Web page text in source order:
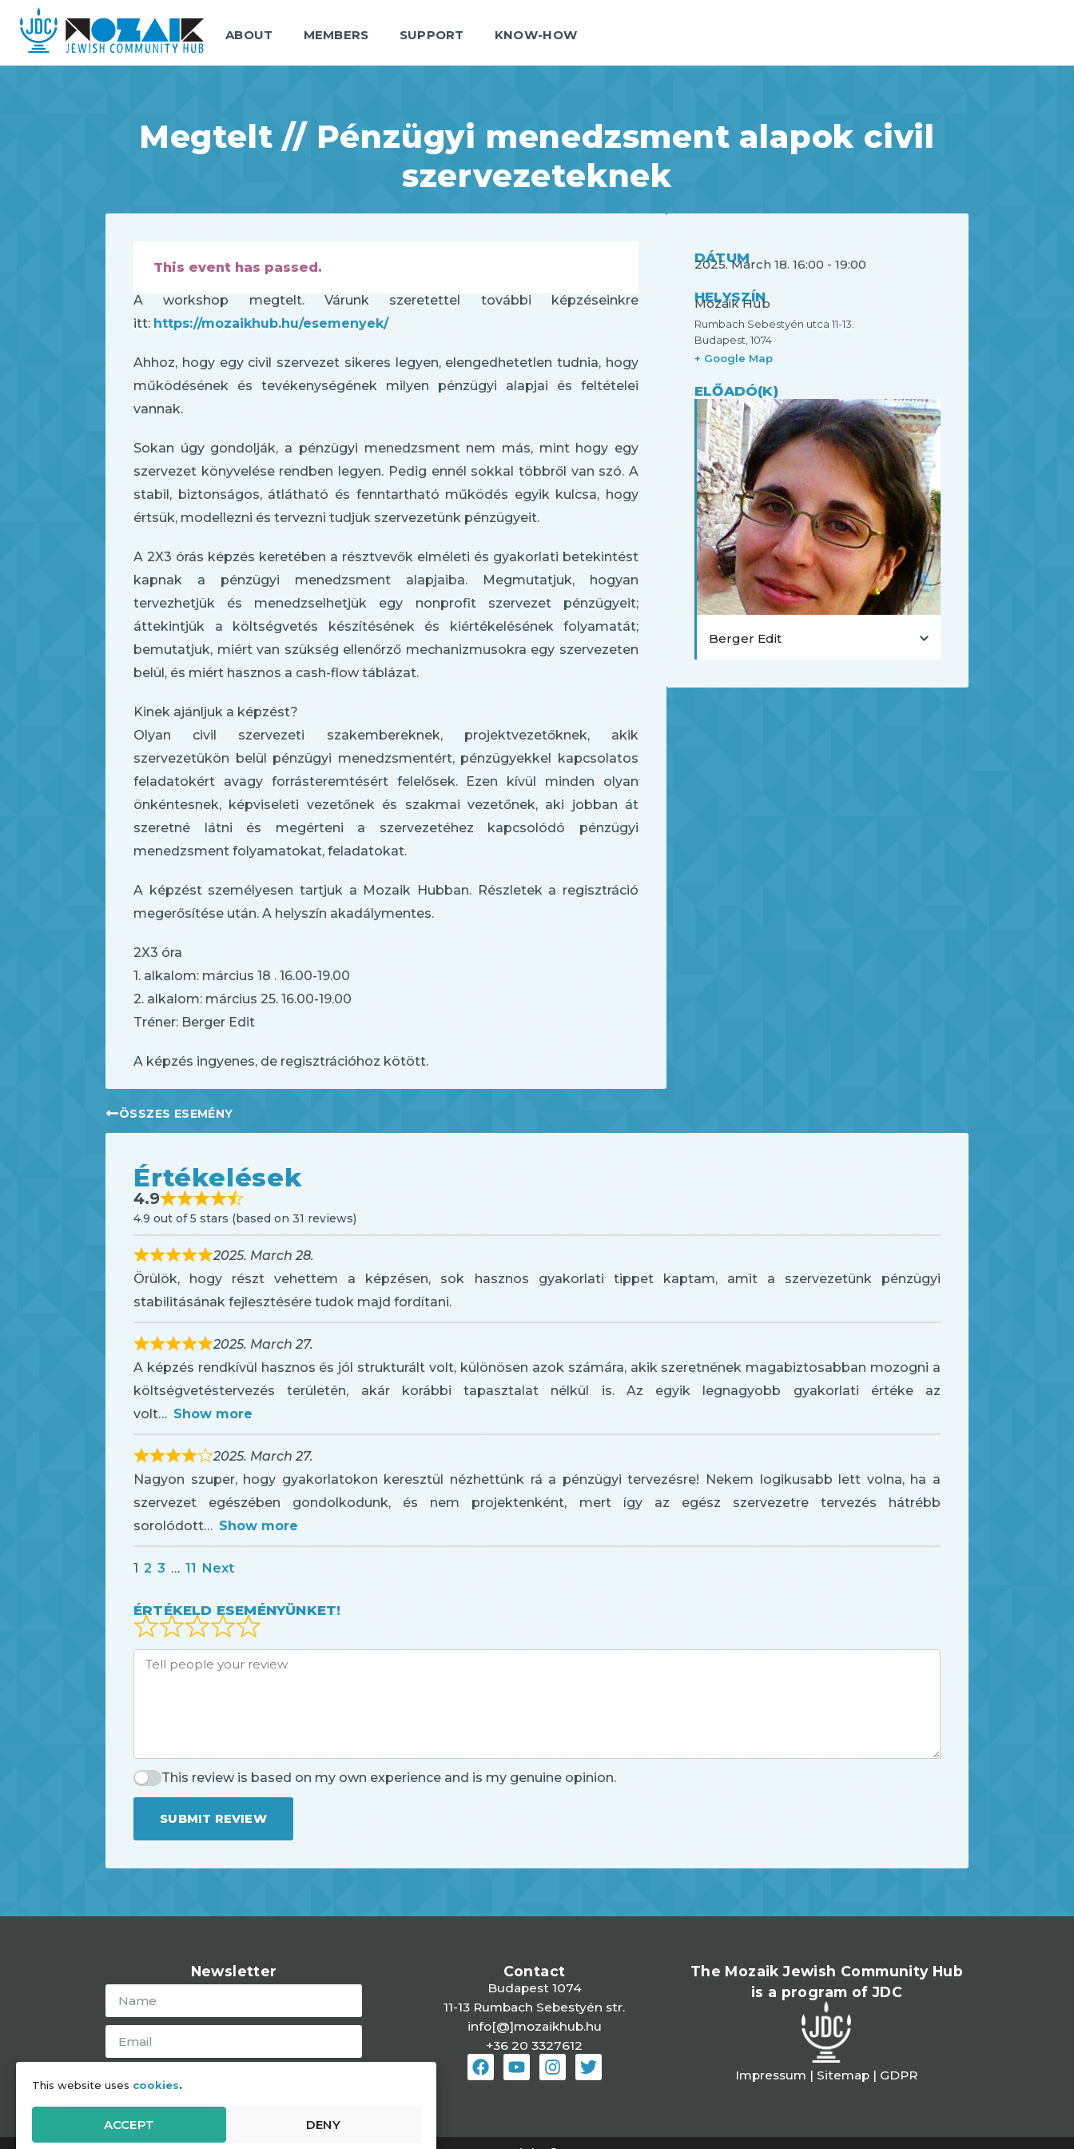
This website uses cookies.
ACCEPT DENY
ABOUT MEMBERS SUPPORT KNOW-HOW
Megtelt // Pénzügyi menedzsment alapok civil
szervezeteknek
This event has passed.
A workshop megtelt. Várunk szeretettel további képzéseinkre
itt: https://mozaikhub.hu/esemenyek/
Ahhoz, hogy egy civil szervezet sikeres legyen, elengedhetetlen tudnia, hogy
működésének és tevékenységének milyen pénzügyi alapjai és feltételei
vannak.
Sokan úgy gondolják, a pénzügyi menedzsment nem más, mint hogy egy
szervezet könyvelése rendben legyen. Pedig ennél sokkal többről van szó. A
stabil, biztonságos, átlátható és fenntartható működés egyik kulcsa, hogy
értsük, modellezni és tervezni tudjuk szervezetünk pénzügyeit.
A 2X3 órás képzés keretében a résztvevők elméleti és gyakorlati betekintést
kapnak a pénzügyi menedzsment alapjaiba. Megmutatjuk, hogyan
tervezhetjük és menedzselhetjük egy nonprofit szervezet pénzügyeit;
áttekintjük a költségvetés készítésének és kiértékelésének folyamatát;
bemutatjuk, miért van szükség ellenőrző mechanizmusokra egy szervezeten
belül, és miért hasznos a cash-flow táblázat.
Kinek ajánljuk a képzést?
Olyan civil szervezeti szakembereknek, projektvezetőknek, akik
szervezetükön belül pénzügyi menedzsmentért, pénzügyekkel kapcsolatos
feladatokért avagy forrásteremtésért felelősek. Ezen kívül minden olyan
önkéntesnek, képviseleti vezetőnek és szakmai vezetőnek, aki jobban át
szeretné látni és megérteni a szervezetéhez kapcsolódó pénzügyi
menedzsment folyamatokat, feladatokat.
A képzést személyesen tartjuk a Mozaik Hubban. Részletek a regisztráció
megerősítése után. A helyszín akadálymentes.
2X3 óra
1. alkalom: március 18 . 16.00-19.00
2. alkalom: március 25. 16.00-19.00
Tréner: Berger Edit
A képzés ingyenes, de regisztrációhoz kötött.
DÁTUM
2025. March 18. 16:00 - 19:00
HELYSZÍN
Mozaik Hub
Rumbach Sebestyén utca 11-13.
Budapest 1074
+ Google Map
ELŐADÓ(K)
Berger Edit
ÖSSZES ESEMÉNY
Értékelések
4.9
4.9 out of 5 stars (based on 31 reviews)
2025. March 28.
Örülök, hogy részt vehettem a képzésen, sok hasznos gyakorlati tippet kaptam, amit a szervezetünk pénzügyi
stabilitásának fejlesztésére tudok majd fordítani.
2025. March 27.
A képzés rendkívül hasznos és jól strukturált volt, különösen azok számára, akik szeretnének magabiztosabban mozogni a
költségvetéstervezés területén, akár korábbi tapasztalat nélkül is. Az egyik legnagyobb gyakorlati értéke az
volt
Show more
2025. March 27.
Nagyon szuper, hogy gyakorlatokon keresztül nézhettünk rá a pénzügyi tervezésre! Nekem logikusabb lett volna, ha a
szervezet egészében gondolkodunk, és nem projektenként, mert így az egész szervezetre tervezés hátrébb
sorolódott
Show more
1 2 3 … 11 Next
ÉRTÉKELD ESEMÉNYÜNKET!
This review is based on my own experience and is my genuine opinion.
SUBMIT REVIEW
Newsletter Contact
Budapest 1074
11-13 Rumbach Sebestyén str.
info[@]mozaikhub.hu
+36 20 3327612
The Mozaik Jewish Community Hub
is a program of JDC
Impressum | Sitemap | GDPR